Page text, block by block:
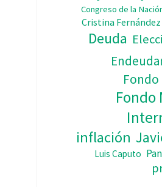
Congreso de la
Cristina
Deuda
Fondo
inflación
Luis Caputo